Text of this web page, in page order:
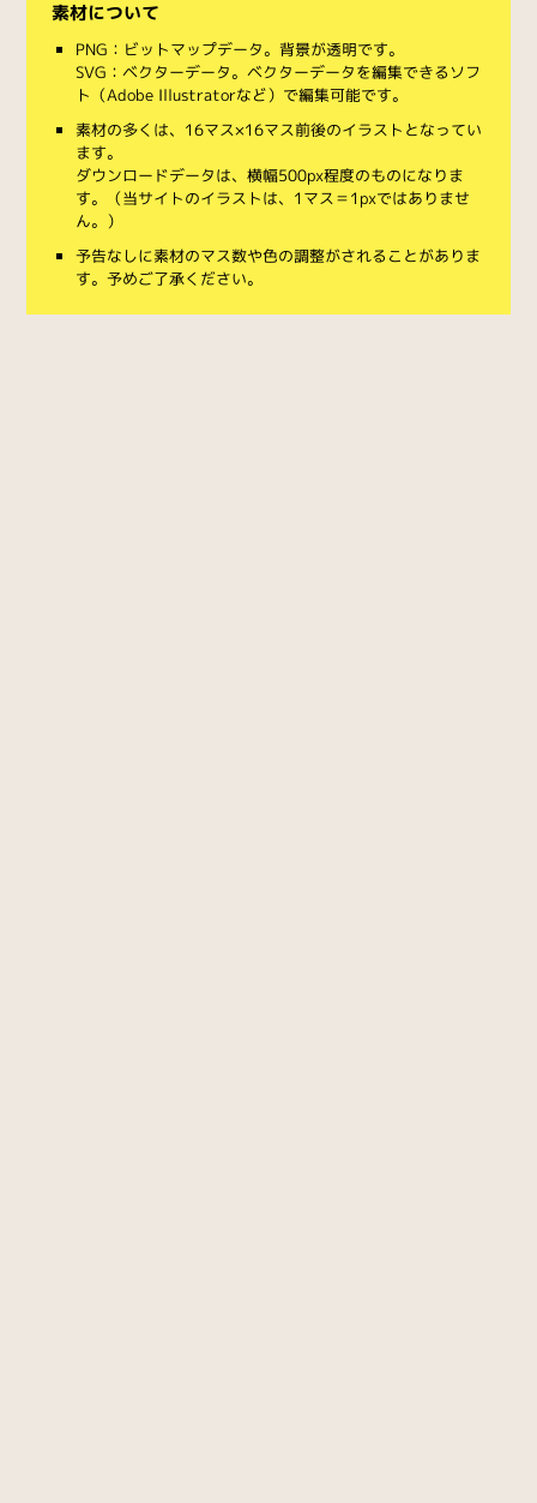
素材について
PNG：ビットマップデータ。背景が透明です。
SVG：ベクターデータ。ベクターデータを編集できるソフ
ト（Adobe Illustratorなど）で編集可能です。
素材の多くは、16マス×16マス前後のイラストとなってい
ます。
ダウンロードデータは、横幅500px程度のものになりま
す。（当サイトのイラストは、1マス＝1pxではありませ
ん。）
予告なしに素材のマス数や色の調整がされることがありま
す。予めご了承ください。